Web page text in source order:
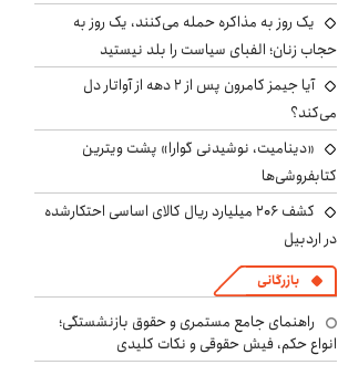
یک روز به مذاکره حمله می‌کنند، یک روز به
حجاب زنان؛ الفبای سیاست را بلد نیستید
آیا جیمز کامرون پس از ۲ دهه از آواتار دل
می‌کند؟
«دینامیت، نوشیدنی گوارا» پشت ویترین
کتابفروشی‌ها
کشف ۲۰۶ میلیارد ریال کالای اساسی احتکارشده
در اردبیل
بازرگانی
راهنمای جامع مستمری و حقوق بازنشستگی؛
انواع حکم، فیش حقوقی و نکات کلیدی